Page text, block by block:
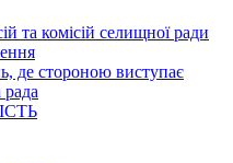
та комісій селищної ради
де стороною виступає